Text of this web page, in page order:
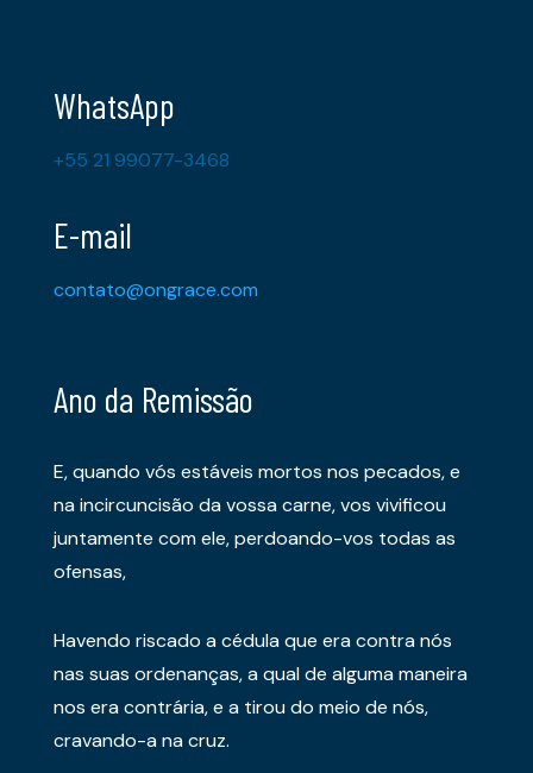
WhatsApp
+55 21 99077-3468
E-mail
contato@ongrace.com
Ano da Remissão
E, quando vós estáveis mortos nos pecados, e
na incircuncisão da vossa carne, vos vivificou
juntamente com ele, perdoando-vos todas as
ofensas,
Havendo riscado a cédula que era contra nós
nas suas ordenanças, a qual de alguma maneira
nos era contrária, e a tirou do meio de nós,
cravando-a na cruz.